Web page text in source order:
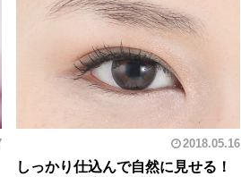
2018.05.16
しっかり仕込んで自然に見せる！